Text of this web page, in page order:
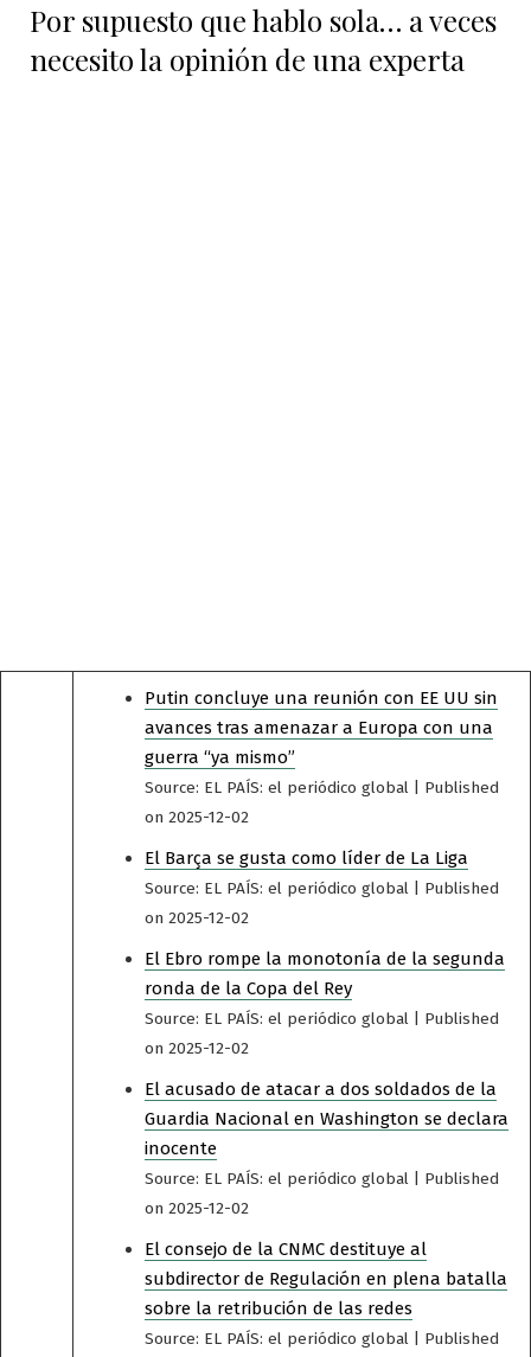
siguiente:
Por supuesto que hablo sola… a veces
necesito la opinión de una experta
Putin concluye una reunión con EE UU sin
avances tras amenazar a Europa con una
guerra “ya mismo”
Source: EL PAÍS: el periódico global
Published
on 2025-12-02
El Barça se gusta como líder de La Liga
Source: EL PAÍS: el periódico global
Published
on 2025-12-02
El Ebro rompe la monotonía de la segunda
ronda de la Copa del Rey
Source: EL PAÍS: el periódico global
Published
on 2025-12-02
El acusado de atacar a dos soldados de la
Guardia Nacional en Washington se declara
inocente
Source: EL PAÍS: el periódico global
Published
on 2025-12-02
El consejo de la CNMC destituye al
subdirector de Regulación en plena batalla
sobre la retribución de las redes
Source: EL PAÍS: el periódico global
Published